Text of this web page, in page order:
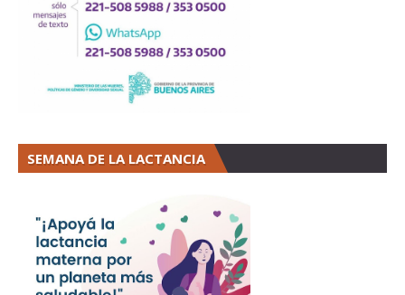
SEMANA DE LA LACTANCIA